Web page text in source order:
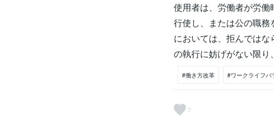
使用者は、労働者が労
行使し、または公の職
においては、拒んでは
の執行に妨げがない限
#働き方改革 #ワークライフバ
7